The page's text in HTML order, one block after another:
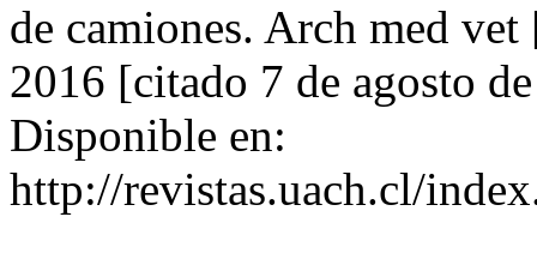
de camiones. Arch med
2016 [citado 7 de agosto
Disponible en:
http://revistas.uach.cl/